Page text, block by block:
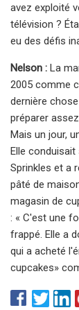
avez exploité
télévision ?
eu des défis
Nelson : La
2005 comme
dernière
préparer
Mais un jour,
Elle
Sprinkles et a
pâté de
magasin de
: « C'est une
frappé. Elle a
qui a acheté
cupcakes»